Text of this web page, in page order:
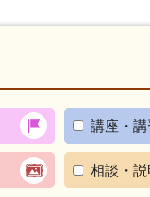
講座・講
相談・説